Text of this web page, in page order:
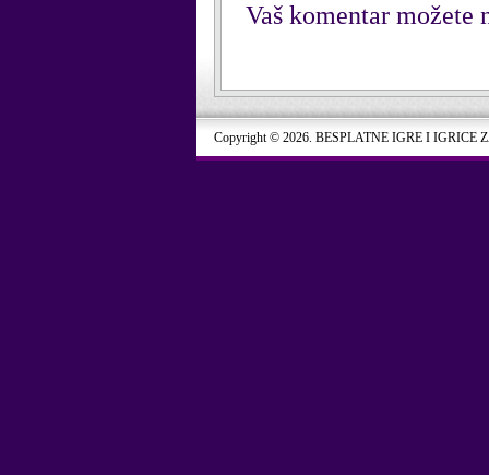
Vaš komentar možete
Copyright © 2026. BESPLATNE IGRE I IGRICE